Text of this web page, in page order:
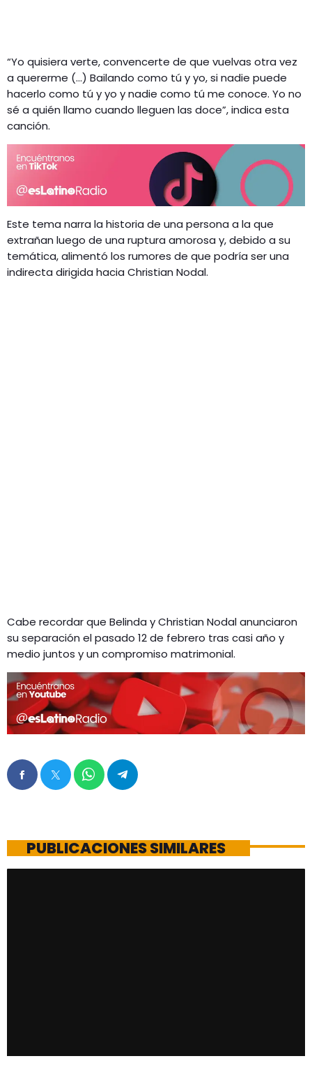
“Yo quisiera verte, convencerte de que vuelvas otra vez
a quererme (…) Bailando como tú y yo, si nadie puede
hacerlo como tú y yo y nadie como tú me conoce. Yo no
sé a quién llamo cuando lleguen las doce”, indica esta
canción.
Este tema narra la historia de una persona a la que
extrañan luego de una ruptura amorosa y, debido a su
temática, alimentó los rumores de que podría ser una
indirecta dirigida hacia Christian Nodal.
Cabe recordar que Belinda y Christian Nodal anunciaron
su separación el pasado 12 de febrero tras casi año y
medio juntos y un compromiso matrimonial.
PUBLICACIONES SIMILARES